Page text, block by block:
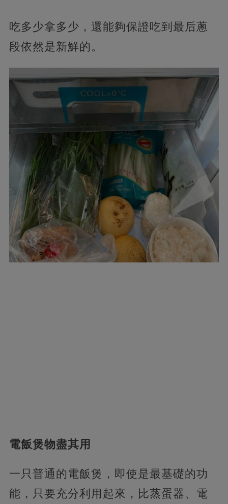
吃多少拿多少，還能夠保證吃到最后蔥
段依然是新鮮的。
電飯煲物盡其用
一只普通的電飯煲，即使是最基礎的功
能，只要充分利用起來，比蒸蛋器、電